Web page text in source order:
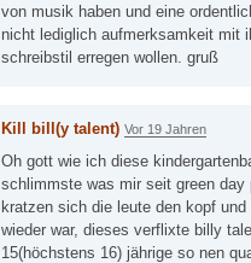
von musik haben und eine
nicht lediglich aufmerksamkeit mit
schreibstil erregen wollen. gruß
Kill bill(y talent) Vor 19 Jahren
Oh gott wie ich diese
schlimmste was mir seit green
kratzen sich die leute den kopf
wieder war, dieses verflixte billy
15(höchstens 16) jährige so nen